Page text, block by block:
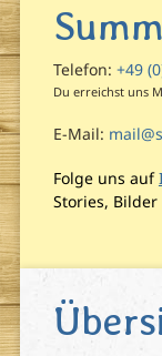
Telefon: +49
Du erreichst uns
E-Mail:
Folge uns auf
Stories, Bilder